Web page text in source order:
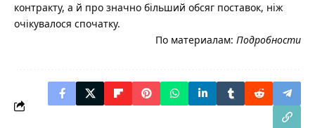
контракту, а й про значно більший обсяг поставок, ніж
очікувалося спочатку.
По материалам: Подробности